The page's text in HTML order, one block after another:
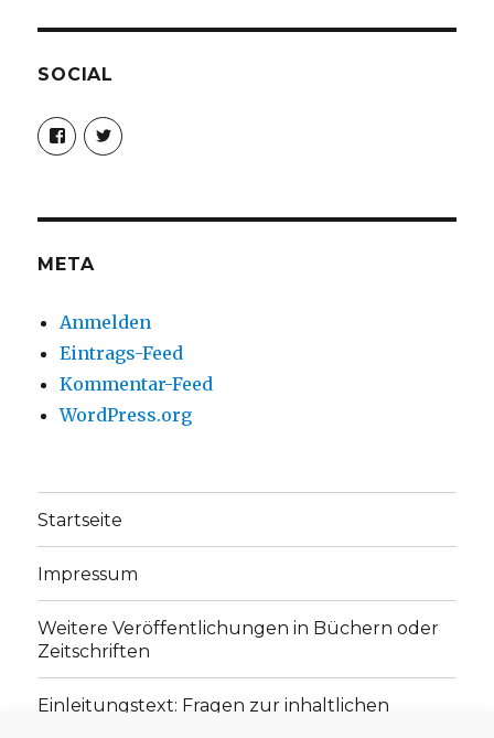
SOCIAL
Profil
von
christoph.fleischer1
anzeigen
Profil
von
anzeigen
META
Anmelden
Eintrags-Feed
Kommentar-Feed
WordPress.org
Startseite
Impressum
Weitere Veröffentlichungen in Büchern oder
Zeitschriften
Einleitungstext: Fragen zur inhaltlichen